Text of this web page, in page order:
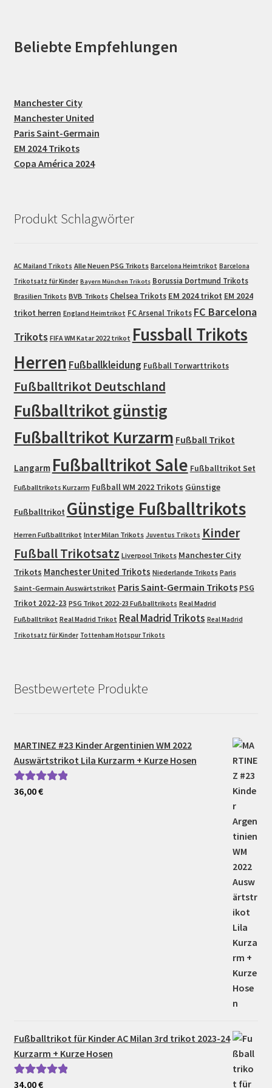
Beliebte Empfehlungen
Manchester City
Manchester United
Paris Saint-Germain
EM 2024 Trikots
Copa América 2024
Produkt Schlagwörter
AC Mailand Trikots Alle Neuen PSG Trikots Barcelona Heimtrikot Barcelona
Trikotsatz für Kinder Bayern München Trikots Borussia Dortmund Trikots
Brasilien Trikots BVB Trikots Chelsea Trikots EM 2024 trikot EM 2024
trikot herren England Heimtrikot FC Arsenal Trikots FC Barcelona
Trikots FIFA WM Katar 2022 trikot Fussball Trikots
Herren Fußballkleidung Fußball Torwarttrikots
Fußballtrikot Deutschland
Fußballtrikot günstig
Fußballtrikot Kurzarm Fußball Trikot
Langarm Fußballtrikot Sale Fußballtrikot Set
Fußballtrikots Kurzarm Fußball WM 2022 Trikots Günstige
Fußballtrikot Günstige Fußballtrikots
Herren Fußballtrikot Inter Milan Trikots Juventus Trikots Kinder
Fußball Trikotsatz Liverpool Trikots Manchester City
Trikots Manchester United Trikots Niederlande Trikots Paris
Saint-Germain Auswärtstrikot Paris Saint-Germain Trikots PSG
Trikot 2022-23 PSG Trikot 2022-23 Fußballtrikots Real Madrid
Fußballtrikot Real Madrid Trikot Real Madrid Trikots Real Madrid
Trikotsatz für Kinder Tottenham Hotspur Trikots
Bestbewertete Produkte
MARTINEZ #23 Kinder Argentinien WM 2022
Auswärtstrikot Lila Kurzarm + Kurze Hosen
Bewertet mit
36,00€
Fußballtrikot für Kinder AC Milan 3rd trikot 2023-24
Kurzarm + Kurze Hosen
Bewertet mit
34,00€